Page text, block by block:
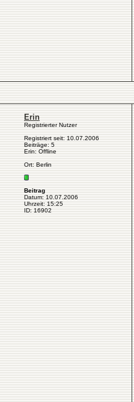
Erin
Registrierter Nutzer
Registriert seit: 10.07.2006
Beiträge: 5
Erin: Offline
Ort: Berlin
Beitrag
Datum: 10.07.2006
Uhrzeit: 15:25
ID: 16902